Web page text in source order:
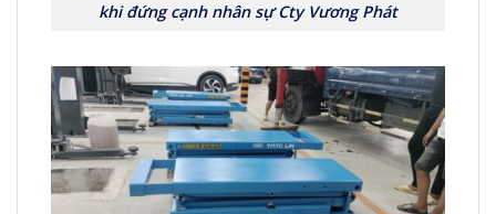
khi đứng cạnh nhân sự Cty Vương Phát